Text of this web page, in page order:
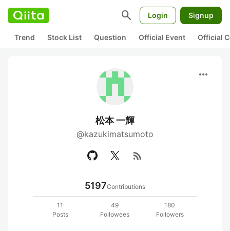
search Login Signup
Trend Stock List Question Official Event Official
more_horiz
松本 一輝
@kazukimatsumoto
rss_feed
5197Contributions
11
Posts
49
Followees
180
Followers